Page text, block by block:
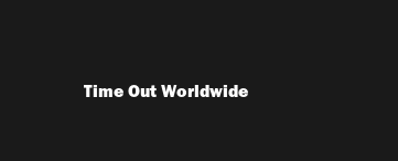
Time Out Worldwide